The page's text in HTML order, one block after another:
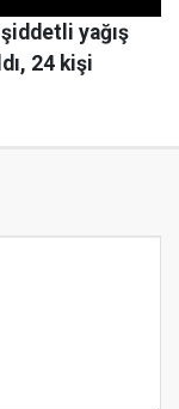
yağış
24 kişi